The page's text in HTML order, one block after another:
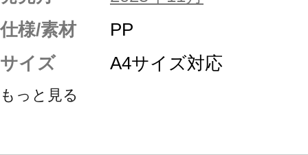
仕様/素材
PP
サイズ
A4サイズ対応
もっと見る